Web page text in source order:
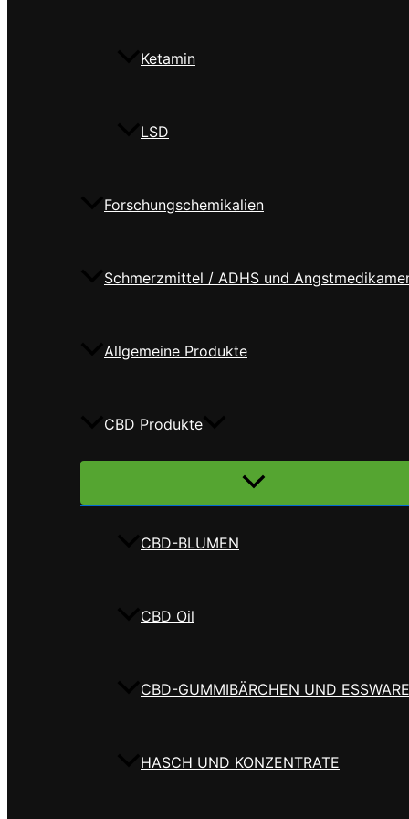
Ketamin
LSD
Forschungschemikalien
Schmerzmittel / ADHS und
Allgemeine Produkte
CBD Produkte
Menü
CBD-BLUMEN
CBD Oil
CBD-GUMMIBÄRCHEN UND
HASCH UND KONZENTRATE